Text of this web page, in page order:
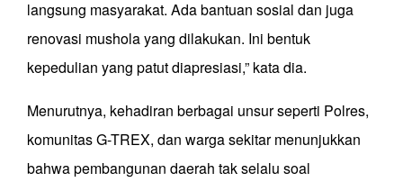
langsung masyarakat. Ada bantuan sosial dan juga
renovasi mushola yang dilakukan. Ini bentuk
kepedulian yang patut diapresiasi,” kata dia.
Menurutnya, kehadiran berbagai unsur seperti Polres,
komunitas G-TREX, dan warga sekitar menunjukkan
bahwa pembangunan daerah tak selalu soal